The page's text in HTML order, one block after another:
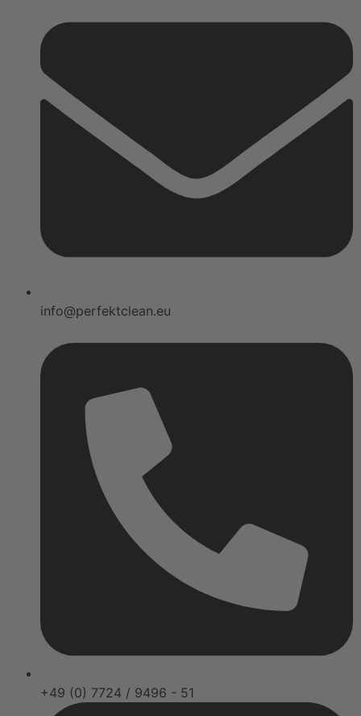
info@perfektclean.eu
+49 (0) 7724 / 9496 - 51